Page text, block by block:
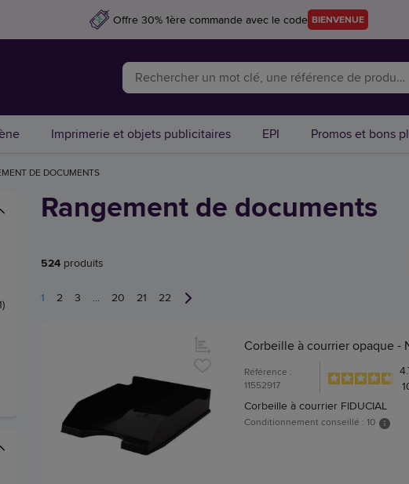
Offre 30% 1ère commande avec le code BIENVENUE
Imprimerie et objets publicitaires EPI Promos et bons
DE DOCUMENTS
Rangement de documents
524 produits
1 2 3 ... 20 21 22
Corbeille à courrier opaque -
Référence :
11552917
Corbeille à courrier FIDUCIAL
Conditionnement conseillé : 10